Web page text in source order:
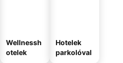
Wellnessh
otelek
Hotelek
parkolóval